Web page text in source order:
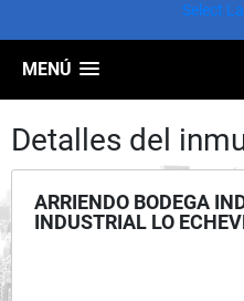
Select
MENÚ
Detalles del
ARRIENDO BODEGA
INDUSTRIAL LO